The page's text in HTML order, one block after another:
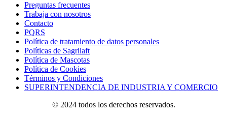
Preguntas frecuentes
Trabaja con nosotros
Contacto
PQRS
Política de tratamiento de datos personales
Políticas de Sagrilaft
Política de Mascotas
Política de Cookies
Términos y Condiciones
SUPERINTENDENCIA DE INDUSTRIA Y COMERCIO
© 2024 todos los derechos reservados.